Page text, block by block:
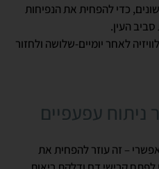
כדי להפחית את הנפיחות
העין.
לאחר יומיים-שלושה ולחזור
ניתוח עפעפיים
– זה עוזר להפחית את